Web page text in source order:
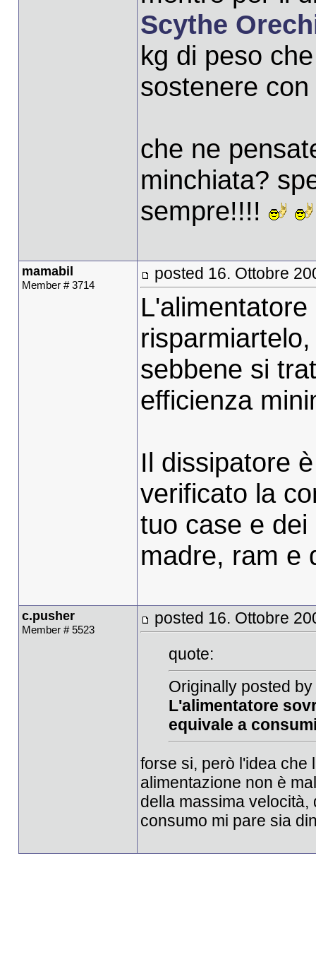
Scythe
kg di peso
sostenere
che ne
minchiata?
sempre!!!!
mamabil
Member # 3714
posted 16. Ottobre
sebbene si
efficienza
Il dissipatore
verificato la
tuo case e
madre, ram e
c.pusher
Member # 5523
posted 16. Ottobre
quote:
Originally posted
L'alimentatore
equivale a
forse si, però l'idea che
alimentazione non è
della massima
consumo mi pare sia